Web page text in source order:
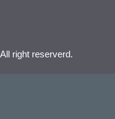
right reserverd.